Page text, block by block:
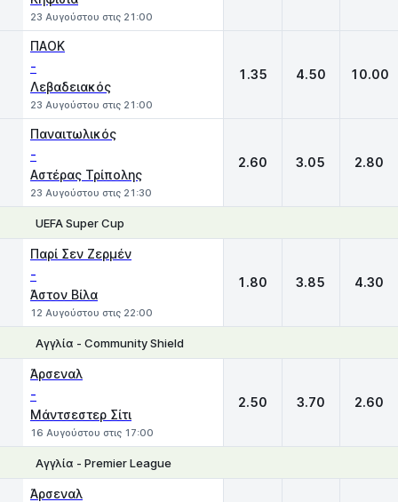
23 Αυγούστου στις 21:00
ΠΑΟΚ
-
Λεβαδειακός
23 Αυγούστου στις 21:00
1.35 4.50 10.00
Παναιτωλικός
-
Αστέρας Τρίπολης
23 Αυγούστου στις 21:30
2.60 3.05 2.80
UEFA Super Cup
Παρί Σεν Ζερμέν
-
Άστον Βίλα
12 Αυγούστου στις 22:00
1.80 3.85 4.30
Αγγλία - Community Shield
Άρσεναλ
-
Μάντσεστερ Σίτι
16 Αυγούστου στις 17:00
2.50 3.70 2.60
Αγγλία - Premier League
Άρσεναλ